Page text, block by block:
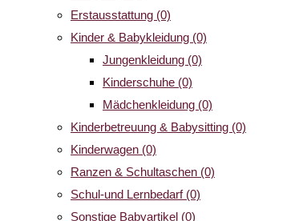
Erstausstattung (0)
Kinder & Babykleidung (0)
Jungenkleidung (0)
Kinderschuhe (0)
Mädchenkleidung (0)
Kinderbetreuung & Babysitting (0)
Kinderwagen (0)
Ranzen & Schultaschen (0)
Schul-und Lernbedarf (0)
Sonstige Babyartikel (0)